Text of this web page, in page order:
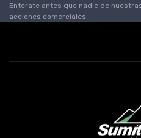
Enterate antes que nadie de
acciones comerciales.